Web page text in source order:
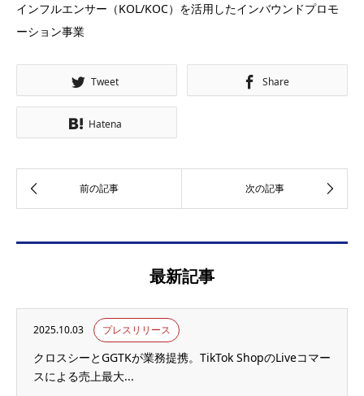
インフルエンサー（KOL/KOC）を活用したインバウンドプロモ
ーション事業
Tweet Share
Hatena
最新記事
2025.10.03 プレスリリース
クロスシーとGGTKが業務提携。TikTok ShopのLiveコマー
スによる売上最大...